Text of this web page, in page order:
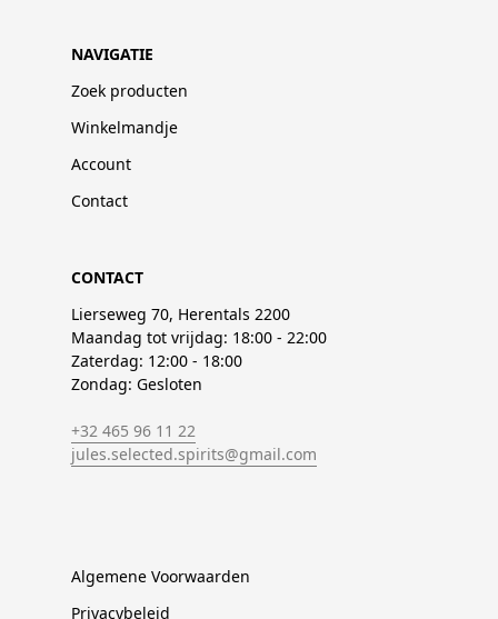
NAVIGATIE
Zoek producten
Winkelmandje
Account
Contact
CONTACT
Lierseweg 70, Herentals 2200
Maandag tot vrijdag: 18:00 - 22:00
Zaterdag: 12:00 - 18:00
Zondag: Gesloten
+32 465 96 11 22
jules.selected.spirits@gmail.com
Algemene Voorwaarden
Privacybeleid